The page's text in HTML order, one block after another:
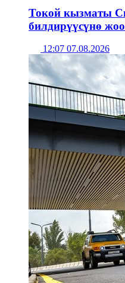
Токой кызматы
билдирүүсүнө
12:07 07.08.2026